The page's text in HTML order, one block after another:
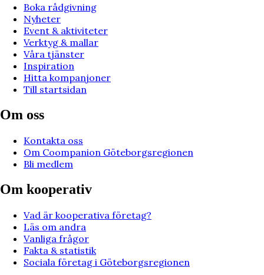
Boka rådgivning
Nyheter
Event & aktiviteter
Verktyg & mallar
Våra tjänster
Inspiration
Hitta kompanjoner
Till startsidan
Om oss
Kontakta oss
Om Coompanion Göteborgsregionen
Bli medlem
Om kooperativ
Vad är kooperativa företag?
Läs om andra
Vanliga frågor
Fakta & statistik
Sociala företag i Göteborgsregionen